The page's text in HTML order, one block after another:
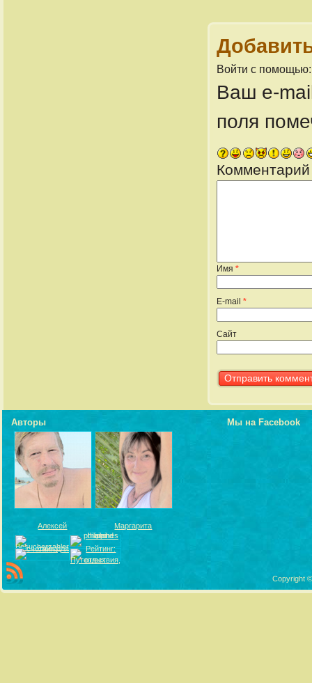
Войти с
Ваш e-
поля
Комментарий
Имя *
E-mail *
Сайт
Авторы
Алексей Маргарита
Мы на Facebook
Copyright